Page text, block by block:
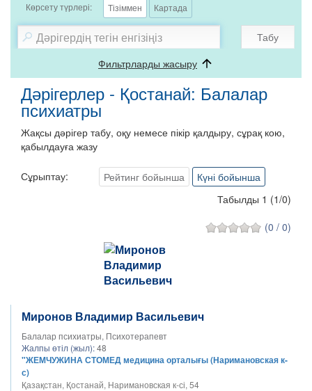
Көрсету түрлері: Тізіммен Картада
Табу
Фильтрларды жасыру
Дәрігерлер - Қостанай: Балалар
психиатры
Жақсы дәрігер табу, оқу немесе пікір қалдыру, сұрақ кою,
қабылдауға жазу
Сұрыптау: Рейтинг бойынша
Күні бойынша
Табылды 1 (1/0)
(0 / 0)
Миронов Владимир Васильевич
Балалар психиатры, Психотерапевт
Жалпы өтіл (жыл):48
"ЖЕМЧУЖИНА СТОМЕД медицина орталығы (Наримановская к-
с)
Қазақстан, Қостанай, Наримановская к-сі, 54